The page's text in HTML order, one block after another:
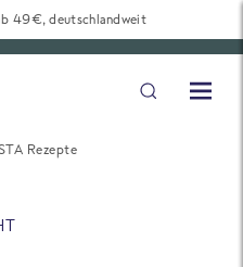
49€, deutschlandweit
Rezepte